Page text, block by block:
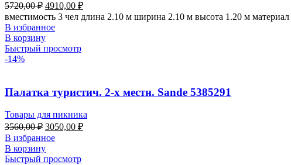
5720,00₽ 4910,00 ₽
вместимость 3 чел длина 2.10 м ширина 2.10 м высота 1.20 м
В избранное
В корзину
Быстрый просмотр
-14%
Палатка туристич. 2-х местн. Sande 5385291
Товары для пикника
3560,00₽ 3050,00 ₽
В избранное
В корзину
Быстрый просмотр